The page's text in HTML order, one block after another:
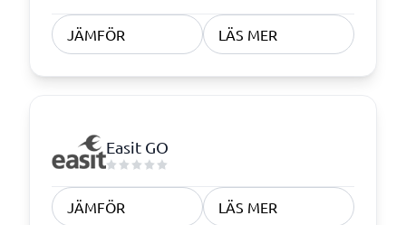
JÄMFÖR LÄS MER
Easit GO
JÄMFÖR LÄS MER